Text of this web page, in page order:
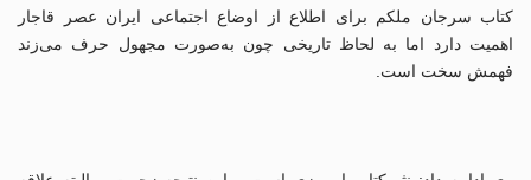
کتاب سرجان ملکم برای اطلاع از اوضاع اجتماعی ایران عصر قاجار
اهمیت دارد اما به لحاظ تاریخی چون به‌صورت مجهول حرف می‌زند
فهمش سخت است.